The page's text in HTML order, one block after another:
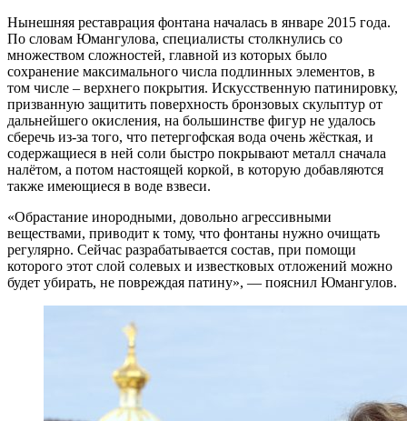
Нынешняя реставрация фонтана началась в январе 2015 года.
По словам Юмангулова, специалисты столкнулись со
множеством сложностей, главной из которых было
сохранение максимального числа подлинных элементов, в
том числе – верхнего покрытия. Искусственную патинировку,
призванную защитить поверхность бронзовых скульптур от
дальнейшего окисления, на большинстве фигур не удалось
сберечь из-за того, что петергофская вода очень жёсткая, и
содержащиеся в ней соли быстро покрывают металл сначала
налётом, а потом настоящей коркой, в которую добавляются
также имеющиеся в воде взвеси.
«Обрастание инородными, довольно агрессивными
веществами, приводит к тому, что фонтаны нужно очищать
регулярно. Сейчас разрабатывается состав, при помощи
которого этот слой солевых и известковых отложений можно
будет убирать, не повреждая патину», — пояснил Юмангулов.